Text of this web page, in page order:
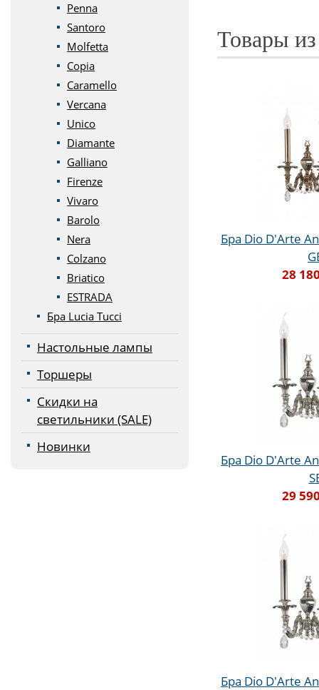
Penna
Santoro
Molfetta
Copia
Caramello
Vercana
Unico
Diamante
Galliano
Firenze
Vivaro
Barolo
Nera
Colzano
Briatico
ESTRADA
Бра Lucia Tucci
Настольные лампы
Торшеры
Скидки на
светильники (SALE)
Новинки
Товары
Бра Dio D'Arte
28
Бра Dio D'Arte
29
Бра Dio D'Arte